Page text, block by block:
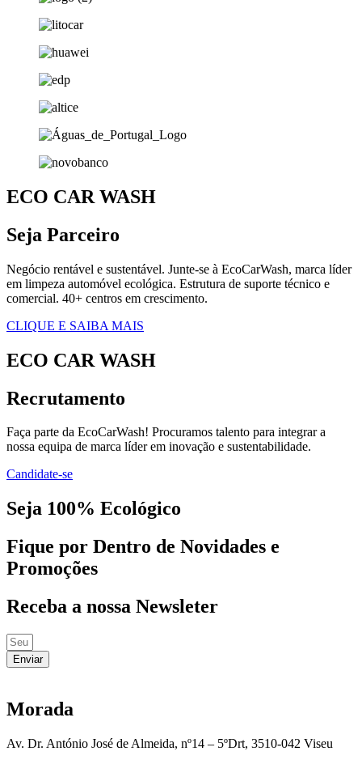
ECO CAR WASH
Seja Parceiro
Negócio rentável e sustentável. Junte-se à EcoCarWash, marca líder
em limpeza automóvel ecológica. Estrutura de suporte técnico e
comercial. 40+ centros em crescimento.
CLIQUE E SAIBA MAIS
ECO CAR WASH
Recrutamento
Faça parte da EcoCarWash! Procuramos talento para integrar a
nossa equipa de marca líder em inovação e sustentabilidade.
Candidate-se
Seja 100% Ecológico
Fique por Dentro de Novidades e
Promoções
Receba a nossa Newsleter
Enviar
Morada
Av. Dr. António José de Almeida, nº14 – 5ºDrt, 3510-042 Viseu